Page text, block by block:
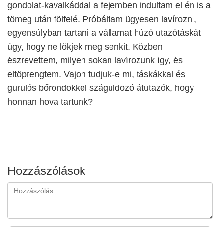
gondolat-kavalkáddal a fejemben indultam el én is a
tömeg után fölfelé. Próbáltam ügyesen lavírozni,
egyensúlyban tartani a vállamat húzó utazótáskát
úgy, hogy ne lökjek meg senkit. Közben
észrevettem, milyen sokan lavírozunk így, és
eltöprengtem. Vajon tudjuk-e mi, táskákkal és
gurulós bőröndökkel száguldozó átutazók, hogy
honnan hova tartunk?
Hozzászólások